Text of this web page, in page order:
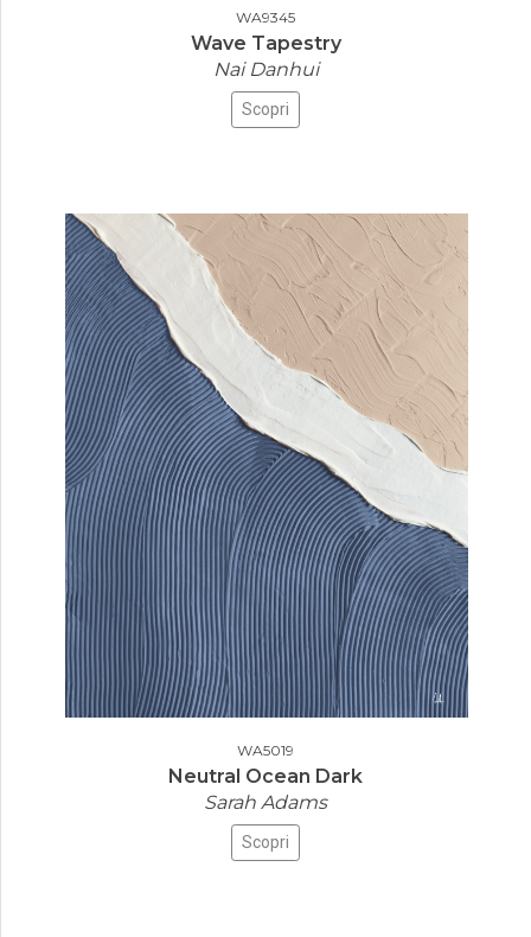
WA9345
Wave Tapestry
Nai Danhui
Scopri
WA5019
Neutral Ocean Dark
Sarah Adams
Scopri